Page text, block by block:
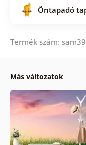
Öntapadó
Termék szám:
Más változatok